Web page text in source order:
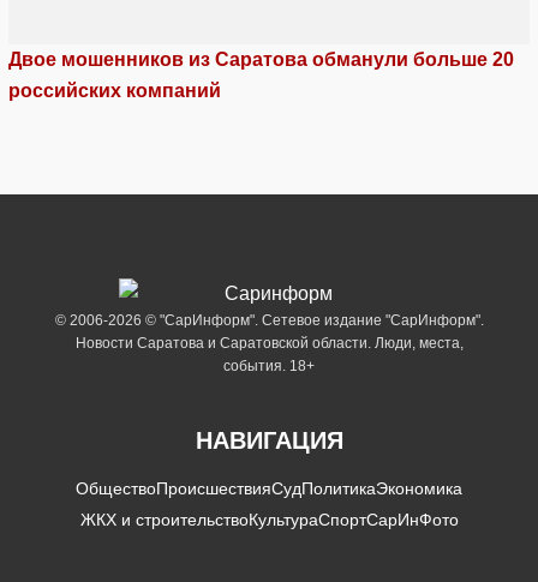
Двое мошенников из Саратова обманули больше 20
российских компаний
© 2006-2026 © "СарИнформ". Сетевое издание "СарИнформ".
Новости Саратова и Саратовской области. Люди, места,
события. 18+
НАВИГАЦИЯ
ОбществоПроисшествияСудПолитикаЭкономика
ЖКХ и строительствоКультураСпортСарИнФото